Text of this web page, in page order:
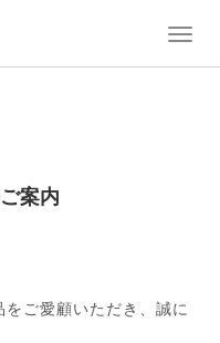
T
t
案内
ご愛顧いただき、誠に